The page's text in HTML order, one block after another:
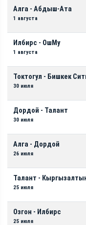
Алга - Абдыш-Ата
1 августа
Илбирс - ОшМу
1 августа
Токтогул - Бишкек
30 июля
Дордой - Талант
30 июля
Алга - Дордой
26 июля
Талант -
25 июля
Озгон - Илбирс
25 июля